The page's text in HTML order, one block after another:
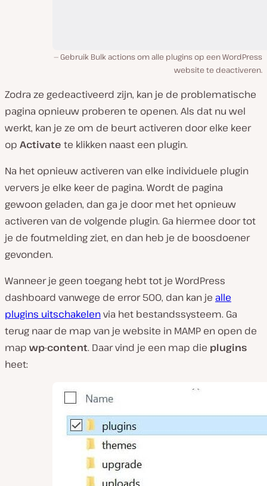
Gebruik Bulk actions om alle plugins op een WordPress
website te deactiveren.
Zodra ze gedeactiveerd zijn, kan je de problematische
pagina opnieuw proberen te openen. Als dat nu wel
werkt, kan je ze om de beurt activeren door elke keer
op Activate te klikken naast een plugin.
Na het opnieuw activeren van elke individuele plugin
ververs je elke keer de pagina. Wordt de pagina
gewoon geladen, dan ga je door met het opnieuw
activeren van de volgende plugin. Ga hiermee door tot
je de foutmelding ziet, en dan heb je de boosdoener
gevonden.
Wanneer je geen toegang hebt tot je WordPress
dashboard vanwege de error 500, dan kan je alle
plugins uitschakelenvia het bestandssysteem. Ga
terug naar de map van je website in MAMP en open de
map wp-content. Daar vind je een map die plugins
heet: